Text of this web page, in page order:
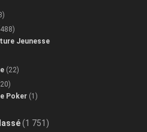
Jeunesse
(22)
Poker (1)
(1 751)